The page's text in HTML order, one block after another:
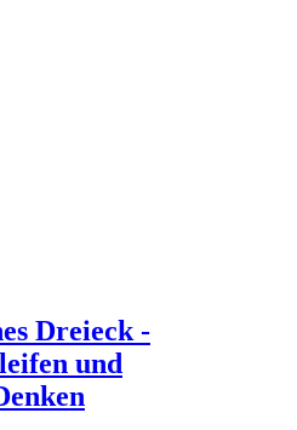
Dreieck -
und